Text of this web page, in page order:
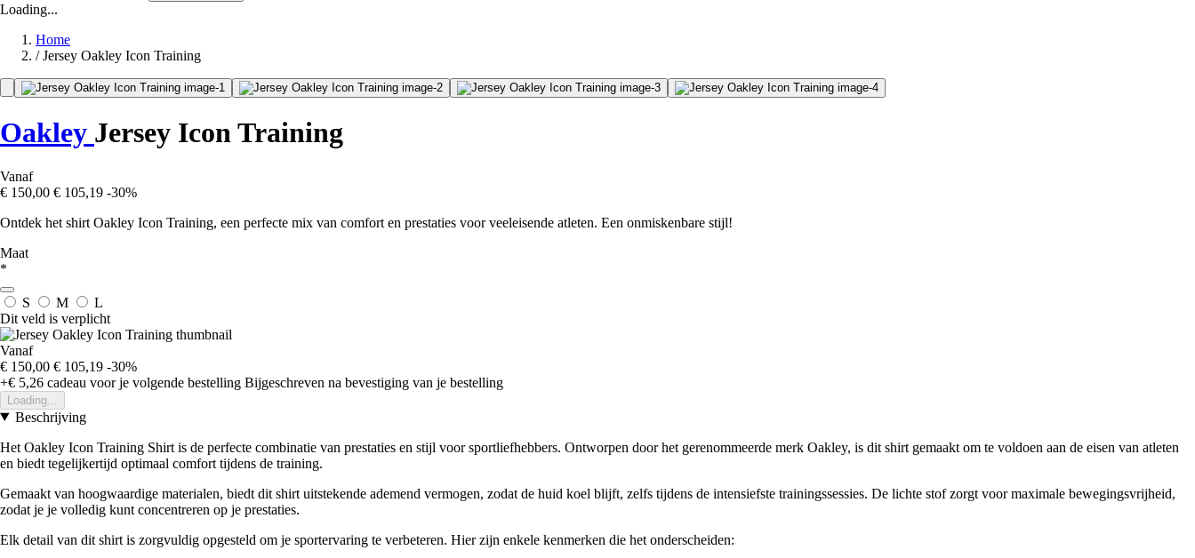
Loading...
Home
/ Jersey Oakley Icon Training
Oakley Jersey Icon Training
Vanaf
€ 150,00 € 105,19 -30%
Ontdek het shirt Oakley Icon Training, een perfecte mix van comfort en prestaties voor veeleisende atleten. Een onmiskenbare stijl!
Maat
*
S M
L
Dit veld is verplicht
Vanaf
€ 150,00 € 105,19 -30%
+€ 5,26 cadeau voor je volgende bestelling Bijgeschreven na bevestiging van je bestelling
Loading...
Beschrijving
Het Oakley Icon Training Shirt is de perfecte combinatie van prestaties en stijl voor sportliefhebbers. Ontworpen door het gerenommeerde merk Oakley, is dit shirt gemaakt om te voldoen aan de eisen van atleten
en biedt tegelijkertijd optimaal comfort tijdens de training.
Gemaakt van hoogwaardige materialen, biedt dit shirt uitstekende ademend vermogen, zodat de huid koel blijft, zelfs tijdens de intensiefste trainingssessies. De lichte stof zorgt voor maximale bewegingsvrijheid,
zodat je je volledig kunt concentreren op je prestaties.
Elk detail van dit shirt is zorgvuldig opgesteld om je sportervaring te verbeteren. Hier zijn enkele kenmerken die het onderscheiden: